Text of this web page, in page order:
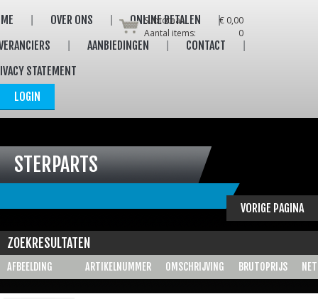
OVER ONS
ONLINE BETALEN
AANBIEDINGEN
CONTACT
STATEMENT
Subtotaal:
€ 0,00
Aantal items:
0
LOGIN
STERPARTS
VORIGE PAGINA
ZOEKRESULTATEN
AFBEELDING ARTIKELNUMMER OMSCHRIJVING BRUTOPRIJS